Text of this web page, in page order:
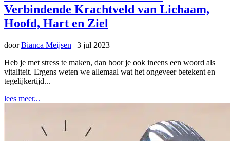
Verbindende Krachtveld van Lichaam,
Hoofd, Hart en Ziel
doorBianca Meijsen | 3 jul 2023
Heb je met stress te maken, dan hoor je ook ineens een woord als
vitaliteit. Ergens weten we allemaal wat het ongeveer betekent en
tegelijkertijd...
lees meer...